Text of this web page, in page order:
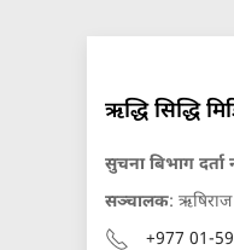
ऋद्धि सिद्धि
सुचना बिभाग दर्ता
सञ्चालक:
+977 01-